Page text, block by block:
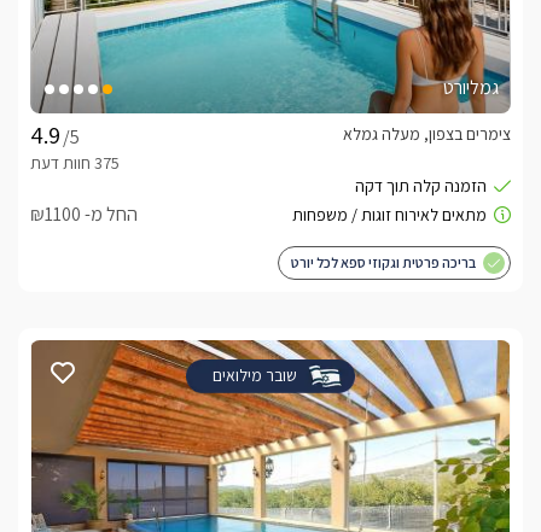
גמליורט
/5
צימרים בצפון, מעלה גמלא
החל מ- ₪1100
בריכה פרטית וגקוזי ספא לכל יורט
שובר מילואים